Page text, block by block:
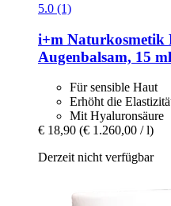
5.0 (1)
i+m Naturkosmetik
Augenbalsam, 15 ml
Für sensible Haut
Erhöht die
Mit Hyaluronsäure
€ 18,90 (€ 1.260,00 / l)
Derzeit nicht verfügbar